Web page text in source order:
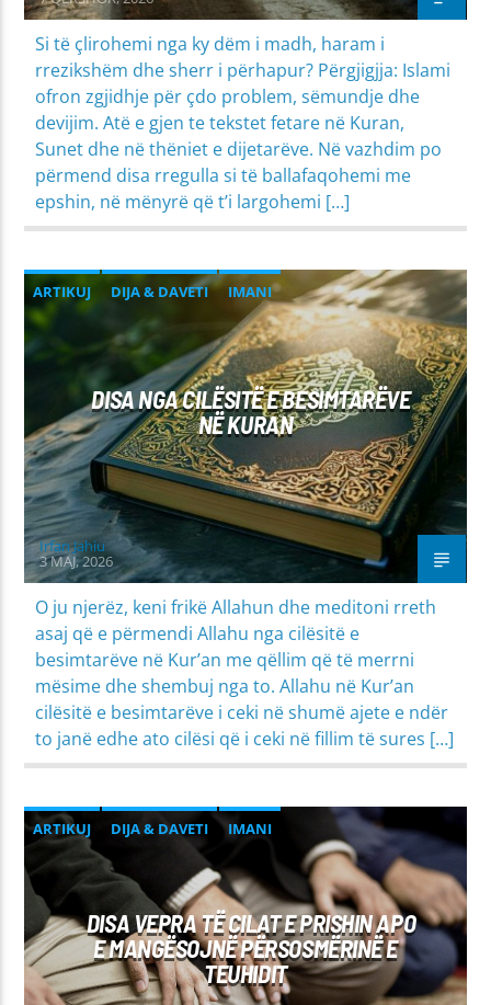
Si të çlirohemi nga ky dëm i madh, haram i
rrezikshëm dhe sherr i përhapur? Përgjigjja: Islami
ofron zgjidhje për çdo problem, sëmundje dhe
devijim. Atë e gjen te tekstet fetare në Kuran,
Sunet dhe në thëniet e dijetarëve. Në vazhdim po
përmend disa rregulla si të ballafaqohemi me
epshin, në mënyrë që t’i largohemi […]
ARTIKUJ DIJA & DAVETI
IMANI
KURAN - TEFSIR
MIRËSJELLJA - EDUKATA FETARE
DISA NGA CILËSITË E BESIMTARËVE
NË KURAN
Irfan Jahiu
3 MAJ, 2026
O ju njerëz, keni frikë Allahun dhe meditoni rreth
asaj që e përmendi Allahu nga cilësitë e
besimtarëve në Kur’an me qëllim që të merrni
mësime dhe shembuj nga to. Allahu në Kur’an
cilësitë e besimtarëve i ceki në shumë ajete e ndër
to janë edhe ato cilësi që i ceki në fillim të sures […]
ARTIKUJ DIJA & DAVETI
IMANI
PROBLEME SHPIRTËRORE & SHOQËRORE
DISA VEPRA TË CILAT E PRISHIN APO
E MANGËSOJNË PËRSOSMËRINË E
TEUHIDIT